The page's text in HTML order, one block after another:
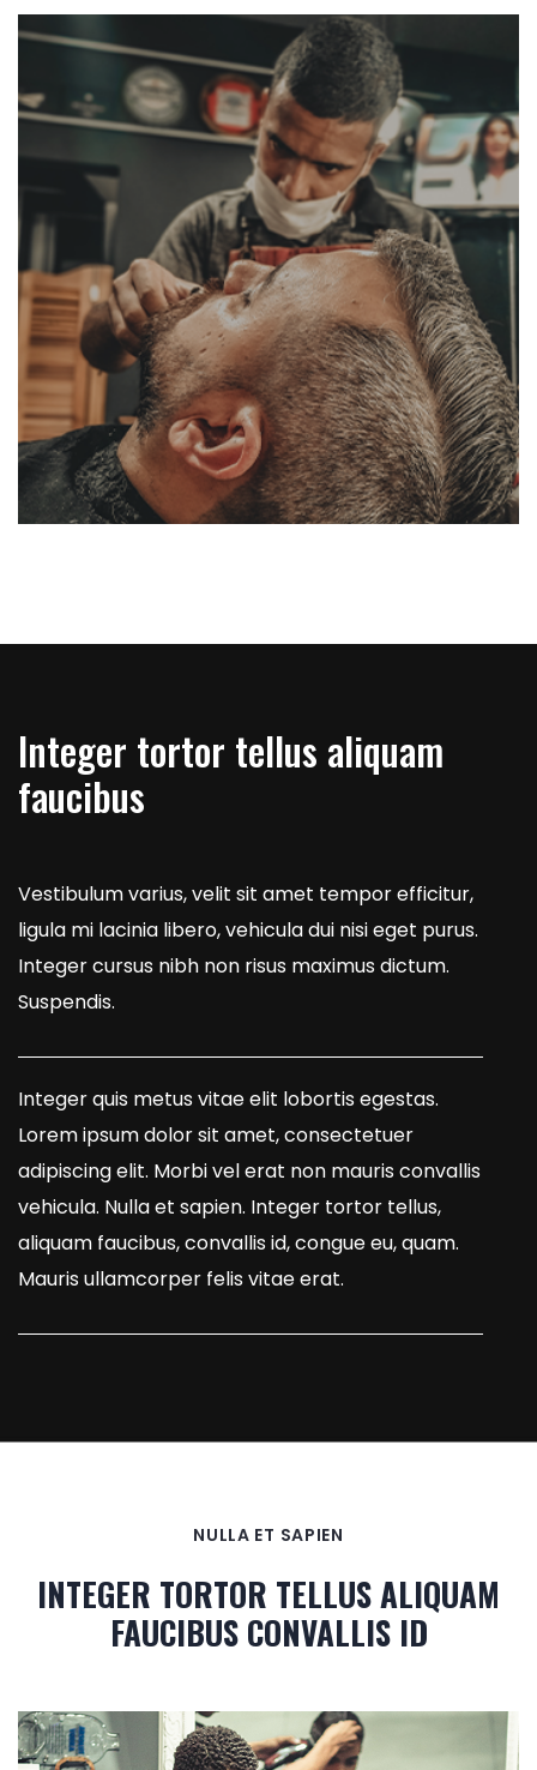
Integer tortor tellus aliquam
faucibus
Vestibulum varius, velit sit amet tempor efficitur,
ligula mi lacinia libero, vehicula dui nisi eget purus.
Integer cursus nibh non risus maximus dictum.
Suspendis.
Integer quis metus vitae elit lobortis egestas.
Lorem ipsum dolor sit amet, consectetuer
adipiscing elit. Morbi vel erat non mauris convallis
vehicula. Nulla et sapien. Integer tortor tellus,
aliquam faucibus, convallis id, congue eu, quam.
Mauris ullamcorper felis vitae erat.
NULLA ET SAPIEN
INTEGER TORTOR TELLUS ALIQUAM
FAUCIBUS CONVALLIS ID